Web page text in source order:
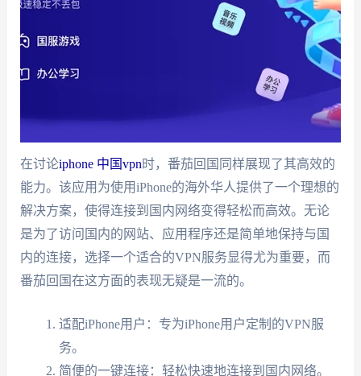
在讨论iphone 中国vpn时，番茄回国同样展现了其高效的
能力。该应用为使用iPhone的海外华人提供了一个理想的
解决方案，使得连接到国内网络变得轻松而高效。无论
是为了访问国内的网站、应用程序还是简单地保持与国
内的连接，选择一个适合的VPN服务显得尤为重要，而
番茄回国在这方面的表现无疑是一流的。
适配iPhone用户：专为iPhone用户定制的VPN服
务。
简便的一键连接：轻松快速地连接到国内网络。